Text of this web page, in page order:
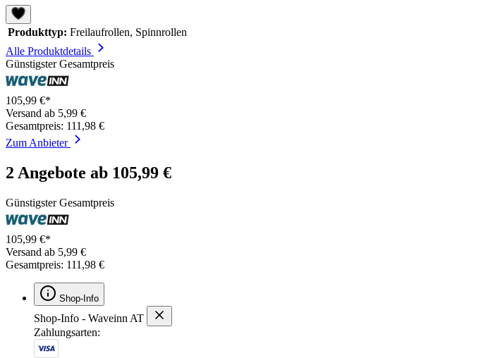
Produkttyp: Freilaufrollen, Spinnrollen
Alle Produktdetails
Günstigster Gesamtpreis
105,99 €*
Versand ab 5,99 €
Gesamtpreis: 111,98 €
Zum Anbieter
2 Angebote ab 105,99 €
Günstigster Gesamtpreis
105,99 €*
Versand ab 5,99 €
Gesamtpreis: 111,98 €
Shop-Info
Shop-Info - Waveinn AT
Zahlungsarten: